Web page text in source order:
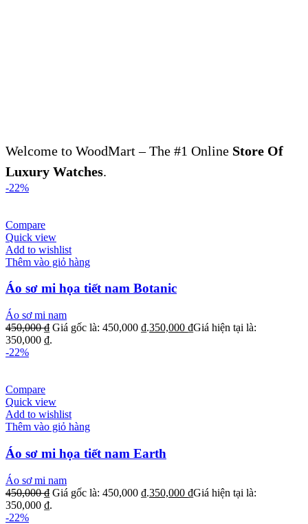
Welcome to WoodMart – The #1 Online Store Of
Luxury Watches.
-22%
Compare
Quick view
Add to wishlist
Thêm vào giỏ hàng
Áo sơ mi họa tiết nam Botanic
Áo sơ mi nam
450,000₫ Giá gốc là: 450,000 ₫.350,000 ₫Giá hiện tại là:
350,000 ₫.
-22%
Compare
Quick view
Add to wishlist
Thêm vào giỏ hàng
Áo sơ mi họa tiết nam Earth
Áo sơ mi nam
450,000₫ Giá gốc là: 450,000 ₫.350,000 ₫Giá hiện tại là:
350,000 ₫.
-22%